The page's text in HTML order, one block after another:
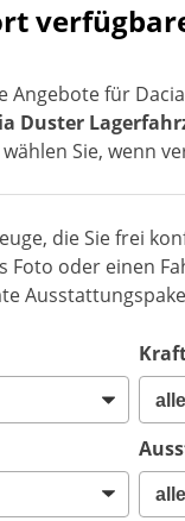
Angebote für
Duster
Sie, wenn
die Sie frei
Foto oder einen